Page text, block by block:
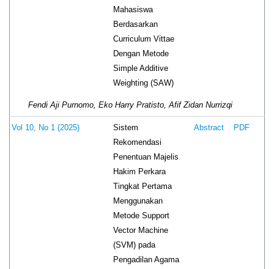
Mahasiswa
Berdasarkan
Curriculum Vittae
Dengan Metode
Simple Additive
Weighting (SAW)
Fendi Aji Purnomo, Eko Harry Pratisto, Afif Zidan Nurrizqi
Vol 10, No 1 (2025)
Sistem
Rekomendasi
Penentuan Majelis
Hakim Perkara
Tingkat Pertama
Menggunakan
Metode Support
Vector Machine
(SVM) pada
Pengadilan Agama
Abstract PDF